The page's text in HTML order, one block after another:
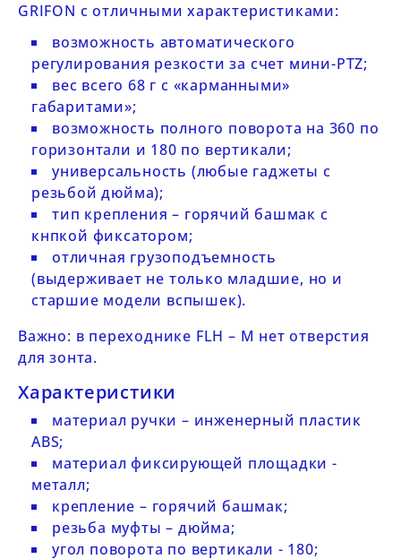
GRIFON с отличными характеристиками:
возможность автоматического
регулирования резкости за счет мини-PTZ;
вес всего 68 г с «карманными»
габаритами»;
возможность полного поворота на 360 по
горизонтали и 180 по вертикали;
универсальность (любые гаджеты с
резьбой дюйма);
тип крепления – горячий башмак с
кнпкой фиксатором;
отличная грузоподъемность
(выдерживает не только младшие, но и
старшие модели вспышек).
Важно: в переходнике FLH – M нет отверстия
для зонта.
Характеристики
материал ручки – инженерный пластик
ABS;
материал фиксирующей площадки -
металл;
крепление – горячий башмак;
резьба муфты – дюйма;
угол поворота по вертикали - 180;